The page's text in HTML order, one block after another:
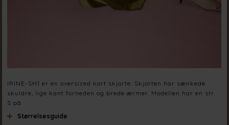
IRINE-SH1 er en oversized kort skjorte. Skjorten har sænkede
skuldre, lige kant forneden og brede ærmer. Modellen har en str.
S på
Størrelsesguide